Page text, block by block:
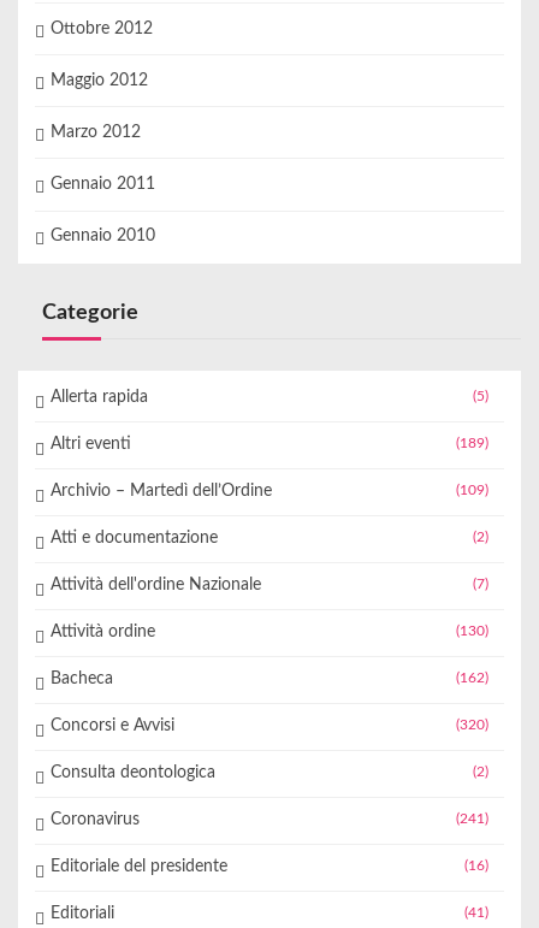
Ottobre 2012
Maggio 2012
Marzo 2012
Gennaio 2011
Gennaio 2010
Categorie
Allerta rapida (5)
Altri eventi (189)
Archivio – Martedì dell’Ordine (109)
Atti e documentazione (2)
Attività dell'ordine Nazionale (7)
Attività ordine (130)
Bacheca (162)
Concorsi e Avvisi (320)
Consulta deontologica (2)
Coronavirus (241)
Editoriale del presidente (16)
Editoriali (41)